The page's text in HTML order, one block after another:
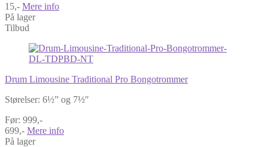
15,- Mere info
På lager
Tilbud
Drum Limousine Traditional Pro Bongotrommer
Størelser: 6½” og 7½″
Før: 999,-
699,- Mere info
På lager